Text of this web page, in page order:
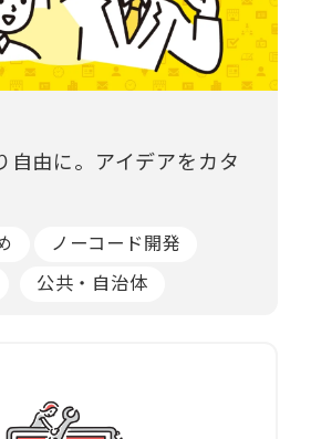
自由に。アイデアをカタ
ノーコード開発
公共・自治体